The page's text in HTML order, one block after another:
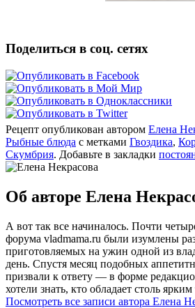
Поделиться в соц. сетях
Рецепт опубликован автором Елена
Рыбные блюда с метками Гвоздика,
Скумбрия. Добавьте в закладки
Об авторе Елена
А вот так все начиналось. Почти
форума vladmama.ru были изумлены
приготовляемых на ужин одной из
день. Спустя месяц подобных
призвали к ответу — в форме
хотели знать, кто обладает столь
Посмотреть все записи автора Елена